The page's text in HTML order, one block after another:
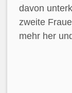
davon
zweite
mehr her